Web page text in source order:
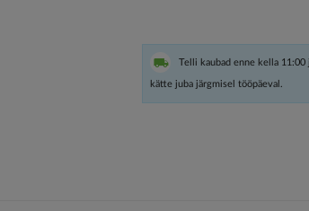
Telli kaubad enne kella
kätte juba järgmisel tööpäeval.